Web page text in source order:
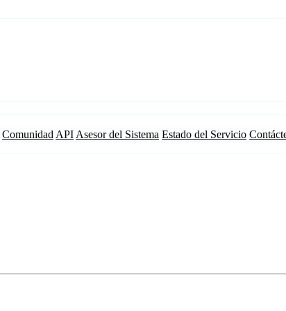
Comunidad API Asesor del Sistema Estado del Servicio